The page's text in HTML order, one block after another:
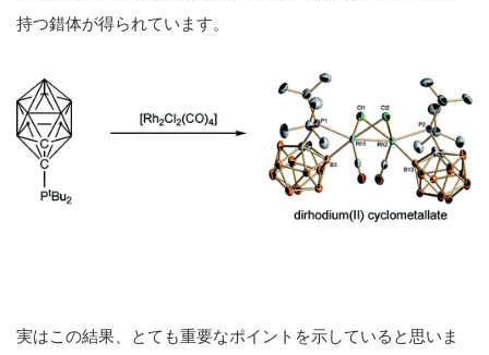
持つ錯体が得られています。
実はこの結果、とても重要なポイントを示していると思いま